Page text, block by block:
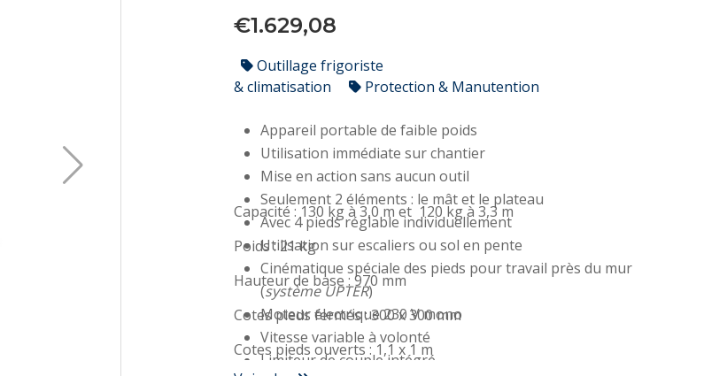
€1.629,08
Outillage frigoriste
& climatisation
Protection & Manutention
Appareil portable de faible poids
Utilisation immédiate sur chantier
Mise en action sans aucun outil
Seulement 2 éléments : le mât et le plateau
Avec 4 pieds réglable individuellement
Utilisation sur escaliers ou sol en pente
Cinématique spéciale des pieds pour travail près du mur
(système UPTER)
Moteur électrique 230 V mono
Vitesse variable à volonté
Limiteur de couple intégré
Capacité : 130 kg à 3,0 m et 120 kg à 3,3 m
Poids : 21 kg
Hauteur de base : 970 mm
Cotes pieds fermés : 300 x 300 mm
Cotes pieds ouverts : 1,1 x 1 m